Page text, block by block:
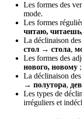
Les formes des
mode.
Les formes
читаю,
La déclinaison
стол → стола,
Les formes des
нового, новому ;
La déclinaison
→ полутора,
Les types de
irréguliers et